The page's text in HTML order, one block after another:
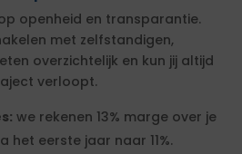
openheid en transparantie.
met zelfstandigen,
overzichtelijk en kun jij altijd
verloopt.
we rekenen 13% marge over je
eerste jaar naar 11%.